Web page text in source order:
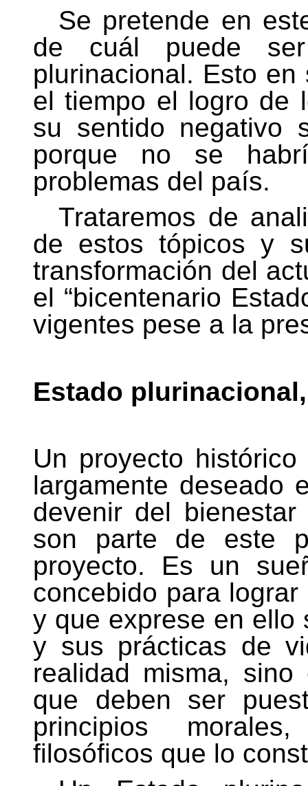
Se pretende en
de cuál puede
plurinacional. Esto
el tiempo el logro de
su sentido negativo
porque no se
problemas del país.
Trataremos de
de estos tópicos y
transformación del
el “bicentenario
vigentes pese a la
Estado
Un proyecto
largamente deseado
devenir del
son parte de este
proyecto. Es un
concebido para
y que exprese en ello
y sus prácticas de
realidad misma,
que deben ser
principios
filosóficos que lo